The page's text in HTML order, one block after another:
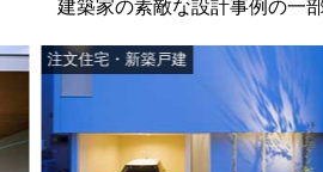
建築家の素敵な設計事例の一
注文住宅・新築戸建